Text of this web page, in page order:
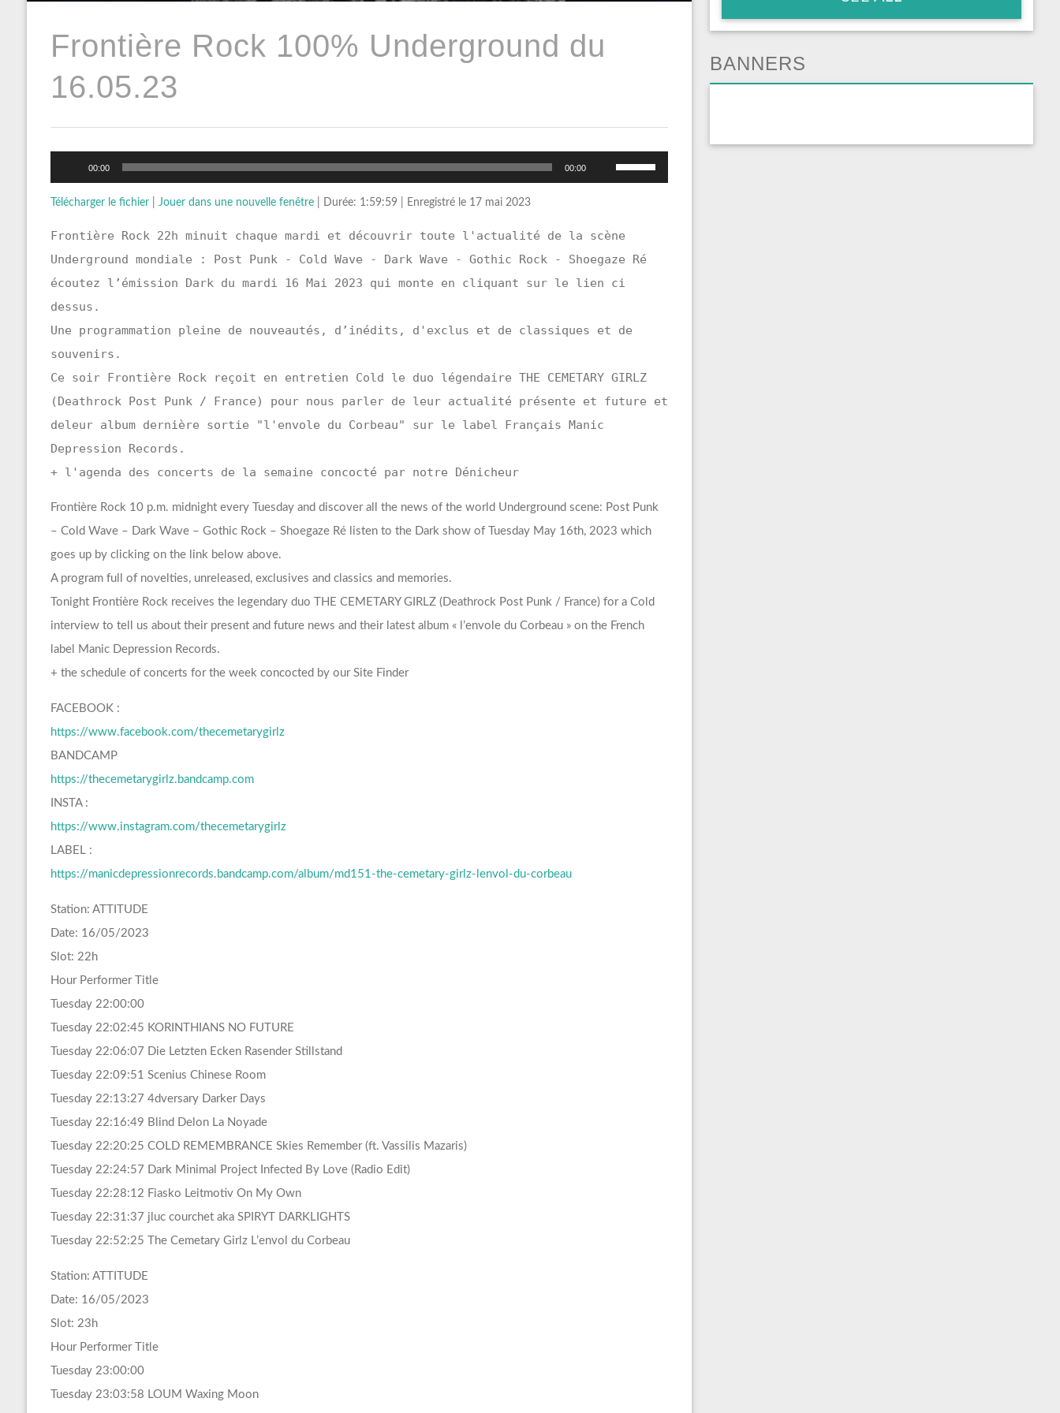
Frontière Rock 100% Underground du
16.05.23
audio
00:00 00:00
ou
diminuer
Télécharger le fichier| Jouer dans une nouvelle fenêtre| Durée: 1:59:59| Enregistré le 17 mai 2023
Frontière Rock 22h minuit chaque mardi et découvrir toute l'actualité de la scène
Underground mondiale : Post Punk - Cold Wave - Dark Wave - Gothic Rock - Shoegaze Ré
écoutez l’émission Dark du mardi 16 Mai 2023 qui monte en cliquant sur le lien ci
dessus.
Une programmation pleine de nouveautés, d’inédits, d'exclus et de classiques et de
souvenirs.
Ce soir Frontière Rock reçoit en entretien Cold le duo légendaire THE CEMETARY GIRLZ
(Deathrock Post Punk / France) pour nous parler de leur actualité présente et future et
deleur album dernière sortie "l'envole du Corbeau" sur le label Français Manic
Depression Records.
+ l'agenda des concerts de la semaine concocté par notre Dénicheur
Frontière Rock 10 p.m. midnight every Tuesday and discover all the news of the world Underground scene: Post Punk
– Cold Wave – Dark Wave – Gothic Rock – Shoegaze Ré listen to the Dark show of Tuesday May 16th, 2023 which
goes up by clicking on the link below above.
A program full of novelties, unreleased, exclusives and classics and memories.
Tonight Frontière Rock receives the legendary duo THE CEMETARY GIRLZ (Deathrock Post Punk / France) for a Cold
interview to tell us about their present and future news and their latest album « l’envole du Corbeau » on the French
label Manic Depression Records.
+ the schedule of concerts for the week concocted by our Site Finder
FACEBOOK :
https://www.facebook.com/thecemetarygirlz
BANDCAMP
https://thecemetarygirlz.bandcamp.com
INSTA :
https://www.instagram.com/thecemetarygirlz
LABEL :
https://manicdepressionrecords.bandcamp.com/album/md151-the-cemetary-girlz-lenvol-du-corbeau
Station: ATTITUDE
Date: 16/05/2023
Slot: 22h
Hour Performer Title
Tuesday 22:00:00
Tuesday 22:02:45 KORINTHIANS NO FUTURE
Tuesday 22:06:07 Die Letzten Ecken Rasender Stillstand
Tuesday 22:09:51 Scenius Chinese Room
Tuesday 22:13:27 4dversary Darker Days
Tuesday 22:16:49 Blind Delon La Noyade
Tuesday 22:20:25 COLD REMEMBRANCE Skies Remember (ft. Vassilis Mazaris)
Tuesday 22:24:57 Dark Minimal Project Infected By Love (Radio Edit)
Tuesday 22:28:12 Fiasko Leitmotiv On My Own
Tuesday 22:31:37 jluc courchet aka SPIRYT DARKLIGHTS
Tuesday 22:52:25 The Cemetary Girlz L’envol du Corbeau
Station: ATTITUDE
Date: 16/05/2023
Slot: 23h
Hour Performer Title
Tuesday 23:00:00
Tuesday 23:03:58 LOUM Waxing Moon
BANNERS